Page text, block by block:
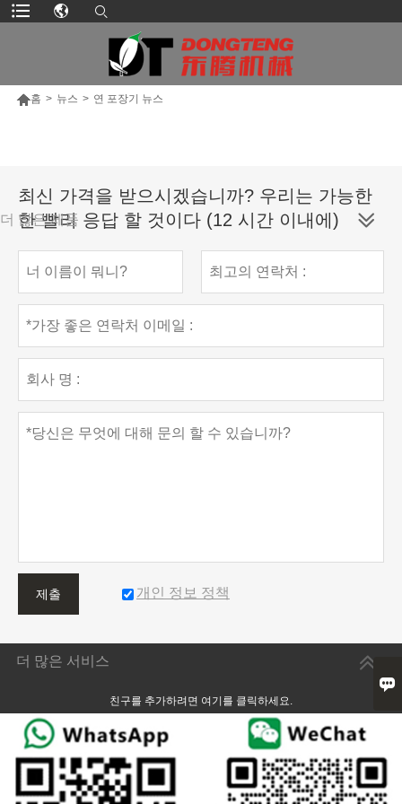
홈 > 뉴스 > 연 포장기 뉴스
더 많은 제품
최신 가격을 받으시겠습니까? 우리는 가능한
한 빨리 응답 할 것이다 (12 시간 이내에)
제출 개인 정보 정책
더 많은 서비스
친구를 추가하려면 여기를 클릭하세요.
